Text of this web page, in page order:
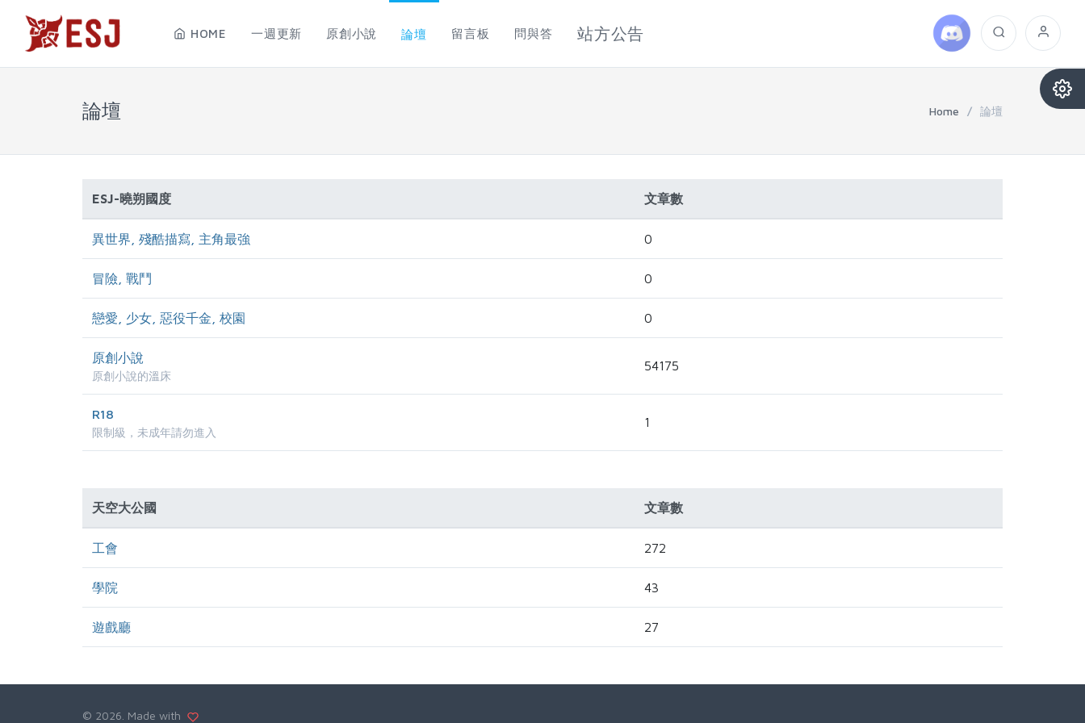
HOME 一週更新 原創小說 論壇 留言板 問與答 站方公告
論壇 Home / 論壇
ESJ-曉朔國度 文章數
異世界, 殘酷描寫, 主角最強 0
冒險, 戰鬥 0
戀愛, 少女, 惡役千金, 校園 0
原創小說
原創小說的溫床
54175
R18
限制級，未成年請勿進入
1
天空大公國 文章數
工會 272
學院 43
遊戲廳 27
© 2026. Made with